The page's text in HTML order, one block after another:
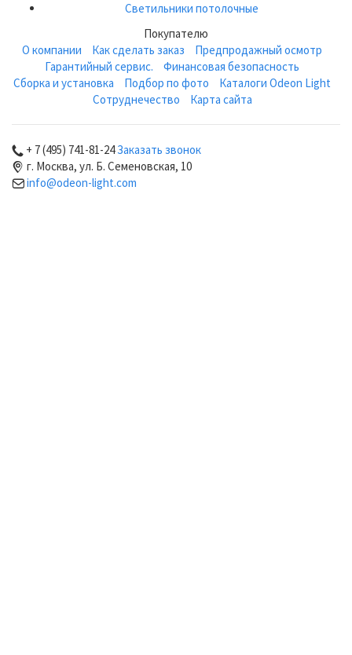
Светильники потолочные
Покупателю
О компании
Как сделать заказ
Предпродажный осмотр
Гарантийный сервис.
Финансовая безопасность
Сборка и установка
Подбор по фото
Каталоги Odeon Light
Сотруднечество
Карта сайта
+ 7 (495) 741-81-24Заказать звонок
г. Москва, ул. Б. Семеновская, 10
info@odeon-light.com